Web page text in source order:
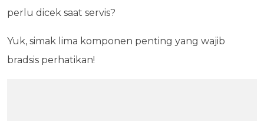
perlu dicek saat servis?
Yuk, simak lima komponen penting yang wajib
bradsis perhatikan!